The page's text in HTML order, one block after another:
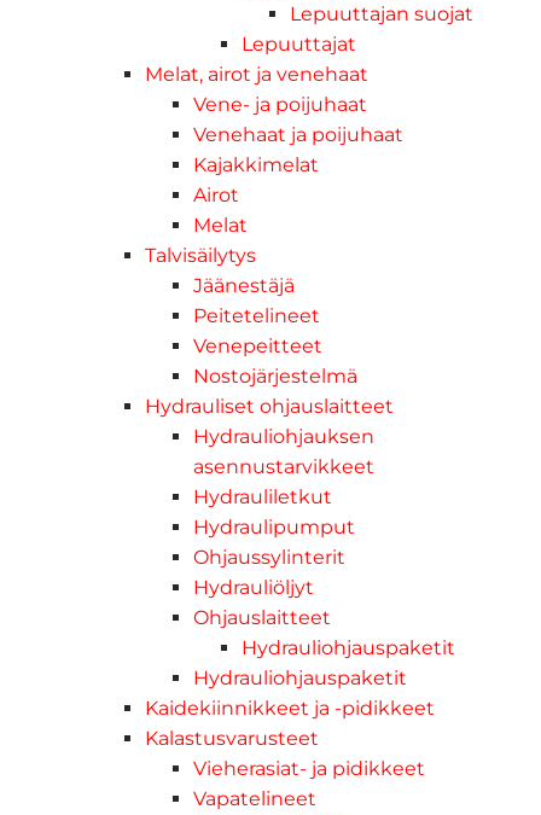
Lepuuttajan suojat
Lepuuttajat
Melat, airot ja venehaat
Vene- ja poijuhaat
Venehaat ja poijuhaat
Kajakkimelat
Airot
Melat
Talvisäilytys
Jäänestäjä
Peitetelineet
Venepeitteet
Nostojärjestelmä
Hydrauliset ohjauslaitteet
Hydrauliohjauksen
asennustarvikkeet
Hydrauliletkut
Hydraulipumput
Ohjaussylinterit
Hydrauliöljyt
Ohjauslaitteet
Hydrauliohjauspaketit
Hydrauliohjauspaketit
Kaidekiinnikkeet ja -pidikkeet
Kalastusvarusteet
Vieherasiat- ja pidikkeet
Vapatelineet